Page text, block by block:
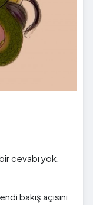
cevabı yok.
bakış açısını